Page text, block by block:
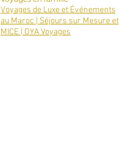
Voyages de Luxe et Événements
au Maroc | Séjours sur Mesure et
MICE | OYA Voyages